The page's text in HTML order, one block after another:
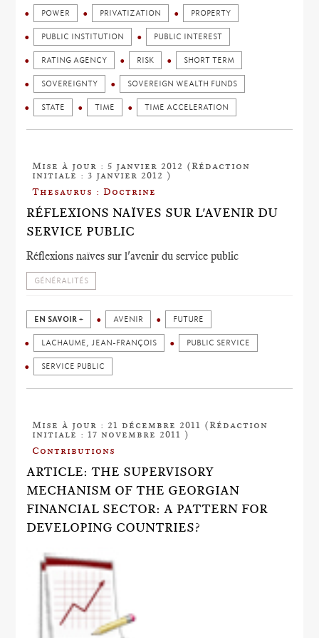
POWER PRIVATIZATION PROPERTY
PUBLIC INSTITUTION PUBLIC INTEREST
RATING AGENCY RISK SHORT TERM
SOVEREIGNTY SOVEREIGN WEALTH FUNDS
STATE TIME TIME ACCELERATION
Mise à jour : 5 janvier 2012 (Rédaction
initiale : 3 janvier 2012 )
Thesaurus : Doctrine
RÉFLEXIONS NAÏVES SUR L'AVENIR DU
SERVICE PUBLIC
Réflexions naïves sur l'avenir du service public
GÉNÉRALITÉS
EN SAVOIR + AVENIR FUTURE
LACHAUME, JEAN-FRANÇOIS PUBLIC SERVICE
SERVICE PUBLIC
Mise à jour : 21 décembre 2011 (Rédaction
initiale : 17 novembre 2011 )
Contributions
ARTICLE: THE SUPERVISORY
MECHANISM OF THE GEORGIAN
FINANCIAL SECTOR: A PATTERN FOR
DEVELOPING COUNTRIES?